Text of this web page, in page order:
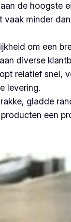
de hoogste
vaak minder
om een
diverse
relatief snel,
levering.
gladde
een